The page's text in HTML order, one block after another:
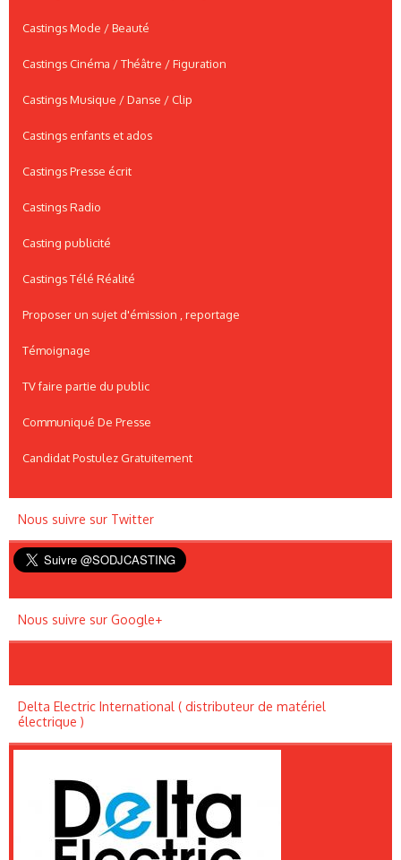
Castings Mode / Beauté
Castings Cinéma / Théâtre / Figuration
Castings Musique / Danse / Clip
Castings enfants et ados
Castings Presse écrit
Castings Radio
Casting publicité
Castings Télé Réalité
Proposer un sujet d'émission , reportage
Témoignage
TV faire partie du public
Communiqué De Presse
Candidat Postulez Gratuitement
Nous suivre sur Twitter
Nous suivre sur Google+
Delta Electric International ( distributeur de matériel
électrique )